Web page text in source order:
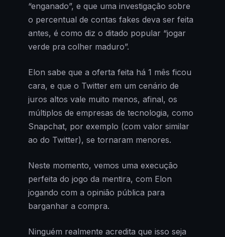
“enganado”, e que uma investigação sobre
o percentual de contas fakes deva ser feita
antes, é como diz o ditado popular “jogar
verde pra colher maduro”.
Elon sabe que a oferta feita há 1 mês ficou
cara, e que o Twitter em um cenário de
juros altos vale muito menos, afinal, os
múltiplos de empresas de tecnologia, como
Snapchat, por exemplo (com valor similar
ao do Twitter), se tornaram menores.
Neste momento, vemos uma execução
perfeita do jogo da mentira, com Elon
jogando com a opinião pública para
barganhar a compra.
Ninguém realmente acredita que isso seja